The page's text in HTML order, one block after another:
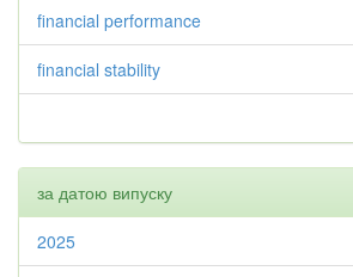
financial performance
financial stability
за датою випуску
2025